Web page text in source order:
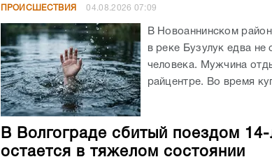
ПРОИСШЕСТВИЯ 04.08.2026 07:09
В Новоаннинском
в реке Бузулук едва
человека. Мужчина
райцентре. Во время
В Волгограде сбитый поездом
остается в тяжелом состоянии